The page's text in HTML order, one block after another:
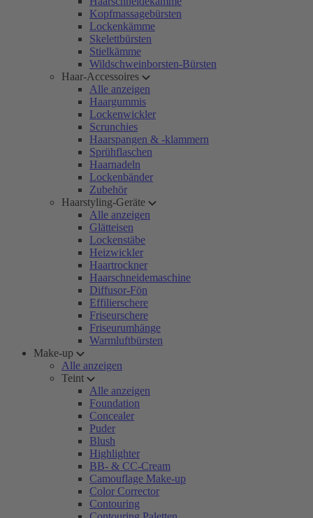
Kopfmassagebürsten
Lockenkämme
Skelettbürsten
Stielkämme
Wildschweinborsten-Bürsten
Haar-Accessoires
Alle anzeigen
Haargummis
Lockenwickler
Scrunchies
Haarspangen & -klammern
Sprühflaschen
Haarnadeln
Lockenbänder
Zubehör
Haarstyling-Geräte
Alle anzeigen
Glätteisen
Lockenstäbe
Heizwickler
Haartrockner
Haarschneidemaschine
Diffusor-Fön
Effilierschere
Friseurschere
Friseurumhänge
Warmluftbürsten
Make-up
Alle anzeigen
Teint
Alle anzeigen
Foundation
Concealer
Puder
Blush
Highlighter
BB- & CC-Cream
Camouflage Make-up
Color Corrector
Contouring